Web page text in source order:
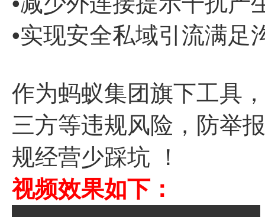
•实现安全私域引流满足
作为蚂蚁集团旗下工具
三方等违规风险，防举
规经营少踩坑 ！
视频效果如下：